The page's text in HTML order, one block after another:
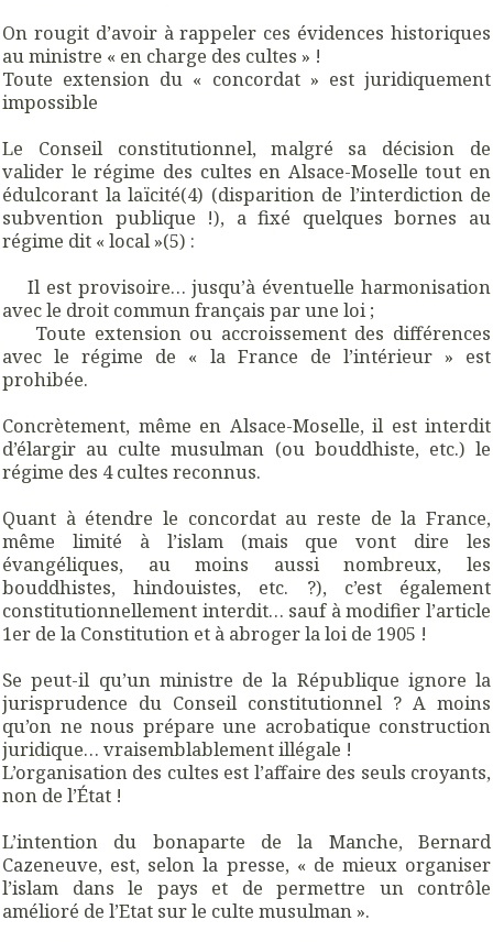
On rougit d’avoir à rappeler ces évidences historiques
au ministre « en charge des cultes » !
Toute extension du « concordat » est juridiquement
impossible
Le Conseil constitutionnel, malgré sa décision de
valider le régime des cultes en Alsace-Moselle tout en
édulcorant la laïcité(4) (disparition de l’interdiction de
subvention publique !), a fixé quelques bornes au
régime dit « local »(5) :
Il est provisoire… jusqu’à éventuelle harmonisation
avec le droit commun français par une loi ;
Toute extension ou accroissement des différences
avec le régime de « la France de l’intérieur » est
prohibée.
Concrètement, même en Alsace-Moselle, il est interdit
d’élargir au culte musulman (ou bouddhiste, etc.) le
régime des 4 cultes reconnus.
Quant à étendre le concordat au reste de la France,
même limité à l’islam (mais que vont dire les
évangéliques, au moins aussi nombreux, les
bouddhistes, hindouistes, etc. ?), c’est également
constitutionnellement interdit… sauf à modifier l’article
1er de la Constitution et à abroger la loi de 1905 !
Se peut-il qu’un ministre de la République ignore la
jurisprudence du Conseil constitutionnel ? A moins
qu’on ne nous prépare une acrobatique construction
juridique… vraisemblablement illégale !
L’organisation des cultes est l’affaire des seuls croyants,
non de l’État !
L’intention du bonaparte de la Manche, Bernard
Cazeneuve, est, selon la presse, « de mieux organiser
l’islam dans le pays et de permettre un contrôle
amélioré de l’Etat sur le culte musulman ».